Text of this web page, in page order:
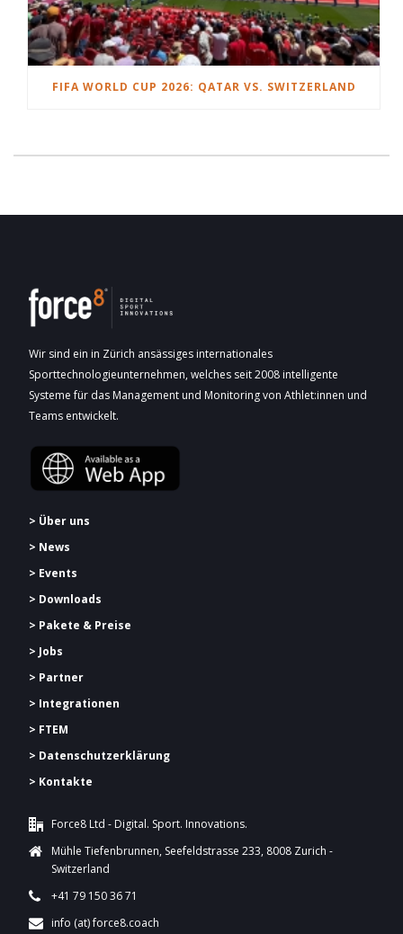
FIFA WORLD CUP 2026: QATAR VS. SWITZERLAND
Wir sind ein in Zürich ansässiges internationales
Sporttechnologieunternehmen, welches seit 2008 intelligente
Systeme für das Management und Monitoring von Athlet:innen und
Teams entwickelt.
> Über uns
> News
> Events
> Downloads
> Pakete & Preise
> Jobs
> Partner
> Integrationen
> FTEM
> Datenschutzerklärung
> Kontakte
Force8 Ltd - Digital. Sport. Innovations.
Mühle Tiefenbrunnen, Seefeldstrasse 233, 8008 Zurich -
Switzerland
+41 79 150 36 71
info (at) force8.coach